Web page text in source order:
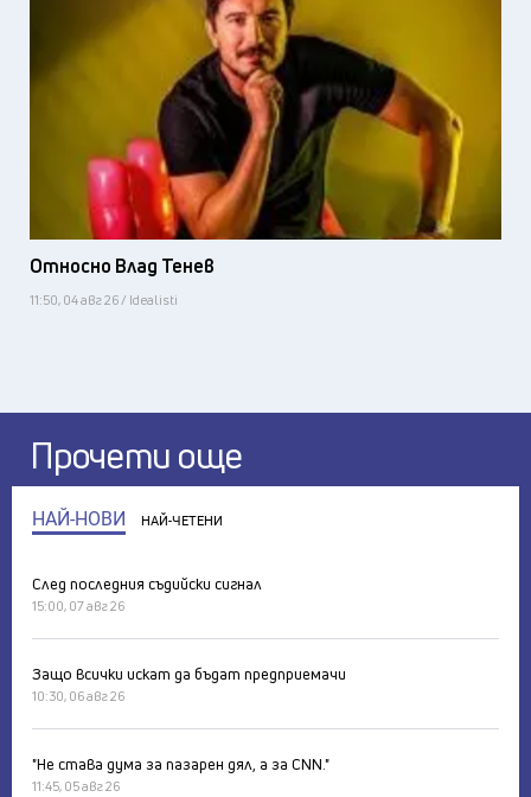
Относно Влад Тенев
11:50, 04 авг 26 / Idealisti
Прочети още
НАЙ-НОВИ НАЙ-ЧЕТЕНИ
След последния съдийски сигнал
15:00, 07 авг 26
Защо всички искат да бъдат предприемачи
10:30, 06 авг 26
"Не става дума за пазарен дял, а за CNN."
11:45, 05 авг 26